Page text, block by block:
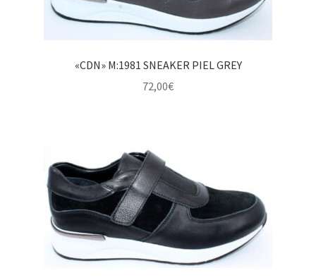
«CDN» M:1981 SNEAKER PIEL GREY
72,00€